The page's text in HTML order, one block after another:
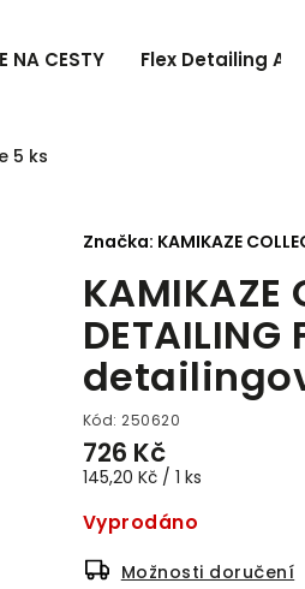
NA CESTY Flex Detailing
5 ks
KAMIKAZE
DETAILING
Kód: 250620
726 Kč
145,20 Kč / 1 ks
Vyprodáno
Možnosti doručení
Značka: KAMIKAZE